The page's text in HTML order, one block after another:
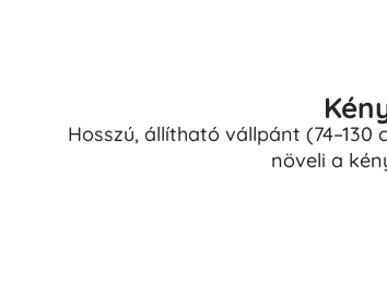
Hosszú, állítható vállpánt
növeli a